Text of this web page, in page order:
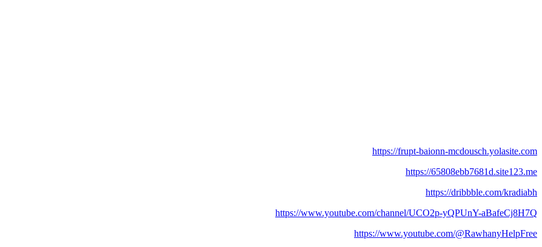
https://frupt-baionn-mcdousch.yolasite.com
https://65808ebb7681d.site123.me
https://dribbble.com/kradiabh
https://www.youtube.com/channel/UCO2p-yQPUnY-aBafeCj8H7Q
https://www.youtube.com/@RawhanyHelpFree